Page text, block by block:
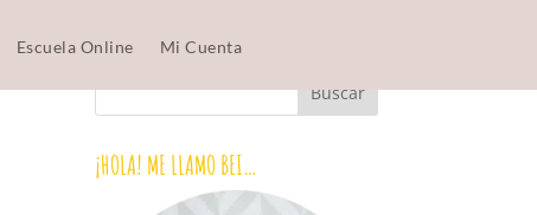
Escuela Online Mi Cuenta
¡HOLA! ME LLAMO BEI…